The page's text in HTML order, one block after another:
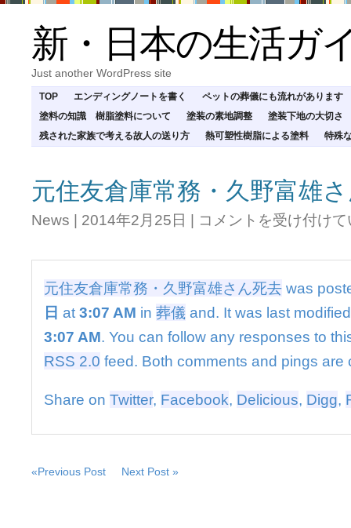
新・日本の生活ガ
Just another WordPress site
TOP エンディングノートを書く
ペットの葬儀にも流れがあります
塗料の知識 樹脂塗料について
塗装の素地調整
塗装下地の大切さ
残された家族で考える故人の送り方
熱可塑性樹脂による塗料 特殊
元住友倉庫常務・久野富雄
News | 2014年2月25日 | 元
倉
常
務・
野
富
ん
去
コメントを受け付け
元住友倉庫常務・久野富雄さん死去 was
日 at 3:07 AM in 葬儀 and. It was last
3:07 AM. You can follow any responses to
RSS 2.0 feed. Both comments and pings are
Share on Twitter, Facebook, Delicious, Digg,
«Previous Post Next Post »